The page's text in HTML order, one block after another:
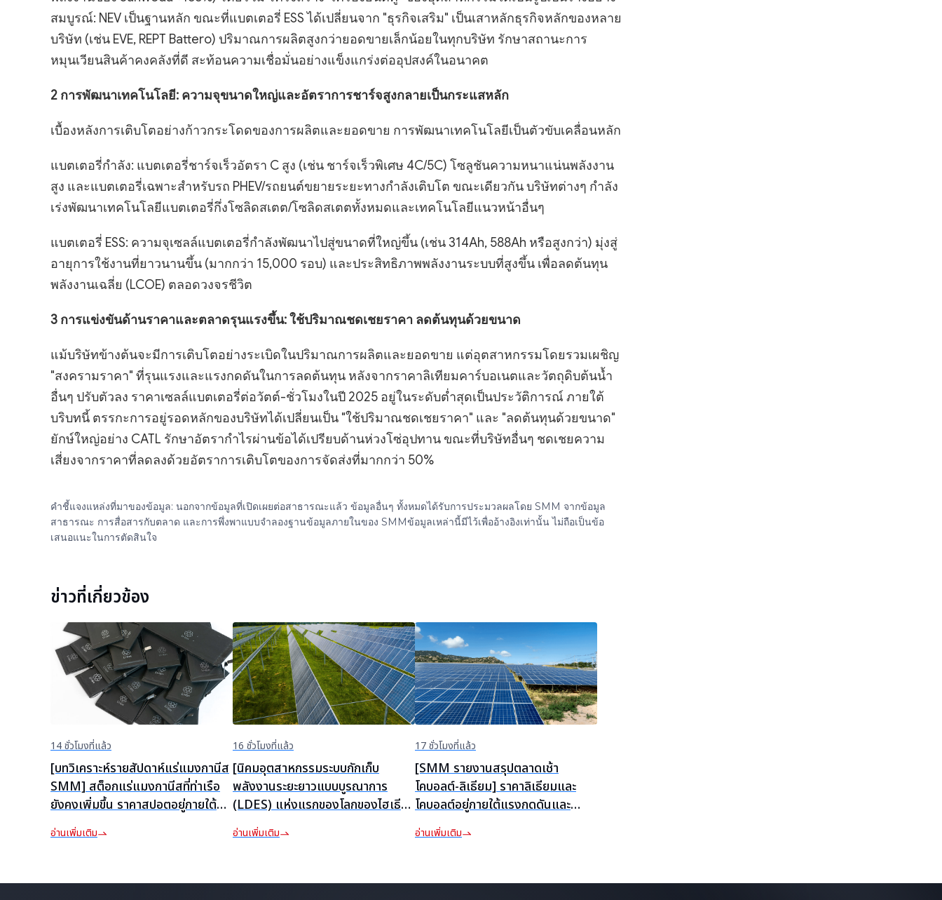
สมบูรณ์: NEV เป็นฐานหลัก ขณะที่แบตเตอรี่ ESS ได้เปลี่ยนจาก "ธุรกิจเสริม" เป็นเสาหลักธุรกิจหลักของหลาย
บริษัท (เช่น EVE, REPT Battero) ปริมาณการผลิตสูงกว่ายอดขายเล็กน้อยในทุกบริษัท รักษาสถานะการ
หมุนเวียนสินค้าคงคลังที่ดี สะท้อนความเชื่อมั่นอย่างแข็งแกร่งต่ออุปสงค์ในอนาคต
2 การพัฒนาเทคโนโลยี: ความจุขนาดใหญ่และอัตราการชาร์จสูงกลายเป็นกระแสหลัก
เบื้องหลังการเติบโตอย่างก้าวกระโดดของการผลิตและยอดขาย การพัฒนาเทคโนโลยีเป็นตัวขับเคลื่อนหลัก
แบตเตอรี่กำลัง: แบตเตอรี่ชาร์จเร็วอัตรา C สูง (เช่น ชาร์จเร็วพิเศษ 4C/5C) โซลูชันความหนาแน่นพลังงาน
สูง และแบตเตอรี่เฉพาะสำหรับรถ PHEV/รถยนต์ขยายระยะทางกำลังเติบโต ขณะเดียวกัน บริษัทต่างๆ กำลัง
เร่งพัฒนาเทคโนโลยีแบตเตอรี่กึ่งโซลิดสเตต/โซลิดสเตตทั้งหมดและเทคโนโลยีแนวหน้าอื่นๆ
แบตเตอรี่ ESS: ความจุเซลล์แบตเตอรี่กำลังพัฒนาไปสู่ขนาดที่ใหญ่ขึ้น (เช่น 314Ah, 588Ah หรือสูงกว่า) มุ่งสู่
อายุการใช้งานที่ยาวนานขึ้น (มากกว่า 15,000 รอบ) และประสิทธิภาพพลังงานระบบที่สูงขึ้น เพื่อลดต้นทุน
พลังงานเฉลี่ย (LCOE) ตลอดวงจรชีวิต
3 การแข่งขันด้านราคาและตลาดรุนแรงขึ้น: ใช้ปริมาณชดเชยราคา ลดต้นทุนด้วยขนาด
แม้บริษัทข้างต้นจะมีการเติบโตอย่างระเบิดในปริมาณการผลิตและยอดขาย แต่อุตสาหกรรมโดยรวมเผชิญ
"สงครามราคา" ที่รุนแรงและแรงกดดันในการลดต้นทุน หลังจากราคาลิเทียมคาร์บอเนตและวัตถุดิบต้นน้ำ
อื่นๆ ปรับตัวลง ราคาเซลล์แบตเตอรี่ต่อวัตต์-ชั่วโมงในปี 2025 อยู่ในระดับต่ำสุดเป็นประวัติการณ์ ภายใต้
บริบทนี้ ตรรกะการอยู่รอดหลักของบริษัทได้เปลี่ยนเป็น "ใช้ปริมาณชดเชยราคา" และ "ลดต้นทุนด้วยขนาด"
ยักษ์ใหญ่อย่าง CATL รักษาอัตรากำไรผ่านข้อได้เปรียบด้านห่วงโซ่อุปทาน ขณะที่บริษัทอื่นๆ ชดเชยความ
เสี่ยงจากราคาที่ลดลงด้วยอัตราการเติบโตของการจัดส่งที่มากกว่า 50%
คำชี้แจงแหล่งที่มาของข้อมูล: นอกจากข้อมูลที่เปิดเผยต่อสาธารณะแล้ว ข้อมูลอื่นๆ ทั้งหมดได้รับการประมวลผลโดย SMM จากข้อมูล
สาธารณะ การสื่อสารกับตลาด และการพึ่งพาแบบจำลองฐานข้อมูลภายในของ SMMข้อมูลเหล่านี้มีไว้เพื่ออ้างอิงเท่านั้น ไม่ถือเป็นข้อ
เสนอแนะในการตัดสินใจ
ข่าวที่เกี่ยวข้อง
14 ชั่วโมงที่แล้ว
[บทวิเคราะห์รายสัปดาห์แร่แมงกานีส
SMM] สต็อกแร่แมงกานีสที่ท่าเรือ
ยังคงเพิ่มขึ้น ราคาสปอตอยู่ภายใต้
แรงกดดัน
อ่านเพิ่มเติม
16 ชั่วโมงที่แล้ว
[นิคมอุตสาหกรรมระบบกักเก็บ
พลังงานระยะยาวแบบบูรณาการ
(LDES) แห่งแรกของโลกของไฮเธี
ยม เริ่มการผลิต]
อ่านเพิ่มเติม
17 ชั่วโมงที่แล้ว
[SMM รายงานสรุปตลาดเช้า
โคบอลต์-ลิเธียม] ราคาลิเธียมและ
โคบอลต์อยู่ภายใต้แรงกดดันและ
เคลื่อนไหวแตกต่าง การต่อสู้ระหว่าง
ผู้ขายและผู้ซื้อทวีความรุนแรง การ
อ่านเพิ่มเติม